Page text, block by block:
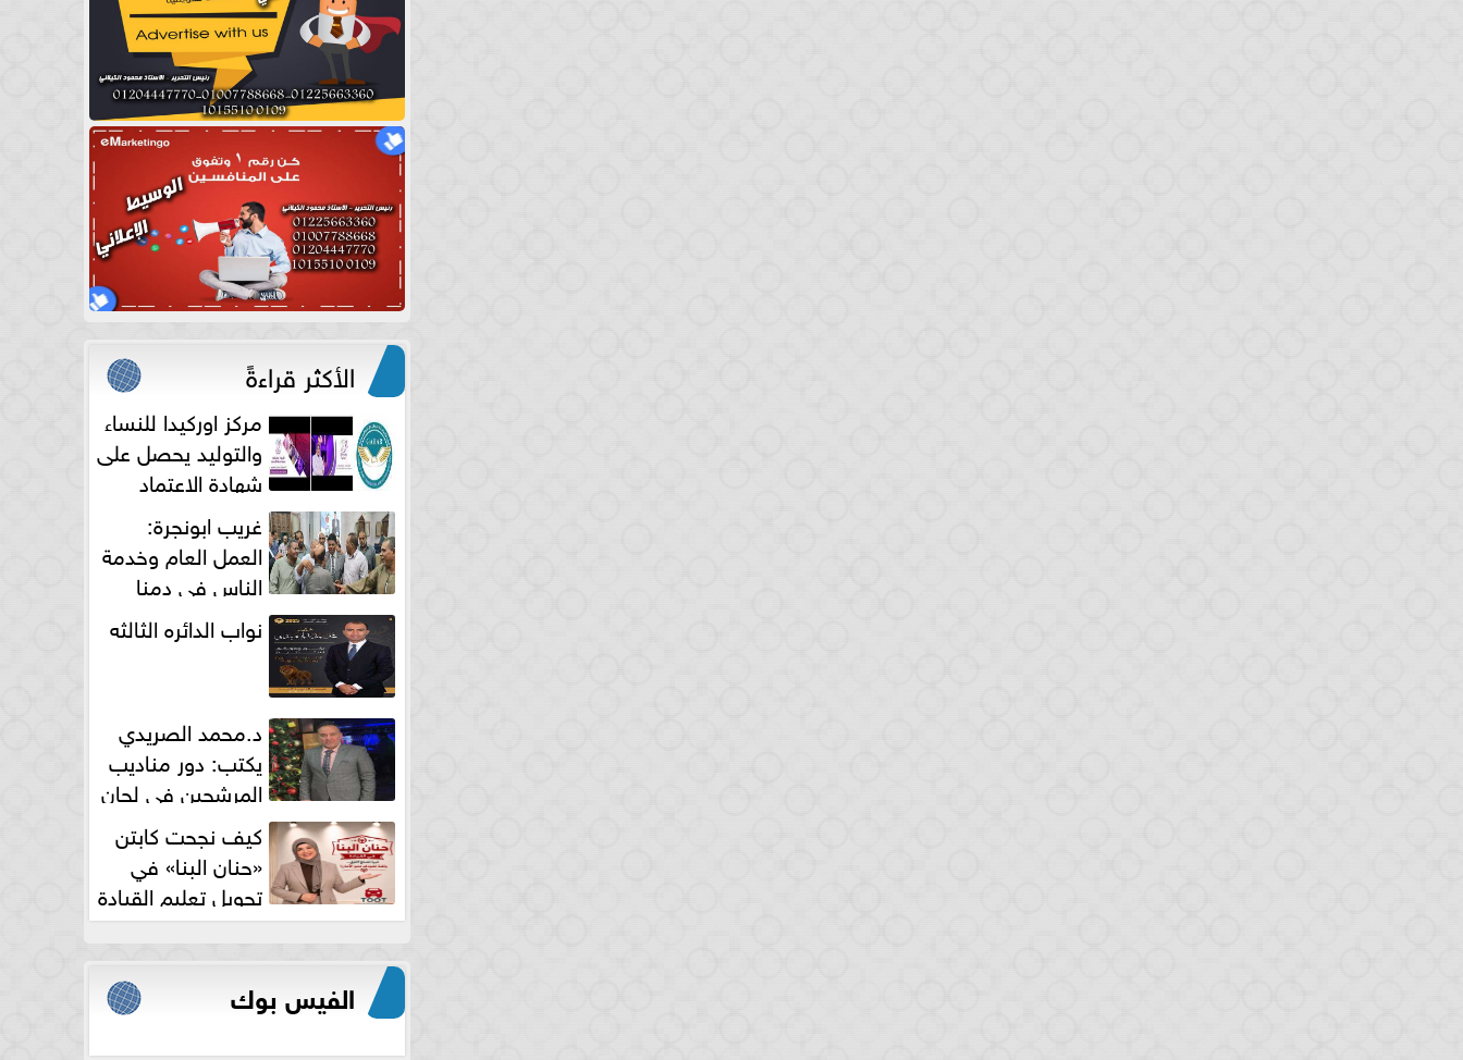
الأكثر قراءةً
مركز اوركيدا للنساء
والتوليد يحصل على
شهادة الاعتماد
الكامل
غريب ابونجرة:
العمل العام وخدمة
الناس فى دمنا
نواب الدائره الثالثه
د.محمد الصريدي
يكتب: دور مناديب
المرشحين في لجان
الانتخابات
كيف نجحت كابتن
«حنان البنا» في
تحويل تعليم القيادة
النسائية من خوف...
الفيس بوك